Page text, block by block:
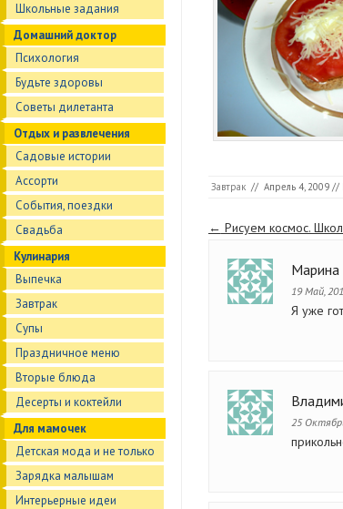
Школьные задания
Домашний доктор
Психология
Будьте здоровы
Советы дилетанта
Отдых и развлечения
Садовые истории
Ассорти
События, поездки
Свадьба
Кулинария
Выпечка
Завтрак
Супы
Праздничное меню
Вторые блюда
Десерты и коктейли
Для мамочек
Детская мода и не только
Зарядка малышам
Интерьерные идеи
Завтрак // Апрель 4, 2009//
Страницы
← Рисуем космос.
Марина
19 Май,
Я уже
25